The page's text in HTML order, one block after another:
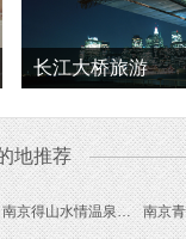
长江大桥旅游
地推荐
南京得山水情温泉旅游线路